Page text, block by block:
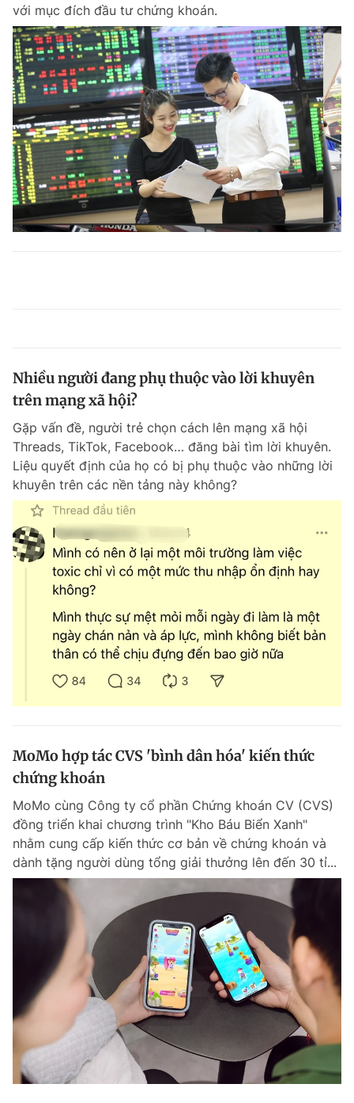
với mục đích đầu tư chứng khoán.
Nhiều người đang phụ thuộc vào lời khuyên
trên mạng xã hội?
Gặp vấn đề, người trẻ chọn cách lên mạng xã hội
Threads, TikTok, Facebook… đăng bài tìm lời khuyên.
Liệu quyết định của họ có bị phụ thuộc vào những lời
khuyên trên các nền tảng này không?
MoMo hợp tác CVS 'bình dân hóa' kiến thức
chứng khoán
MoMo cùng Công ty cổ phần Chứng khoán CV (CVS)
đồng triển khai chương trình "Kho Báu Biển Xanh"
nhằm cung cấp kiến thức cơ bản về chứng khoán và
dành tặng người dùng tổng giải thưởng lên đến 30 tỉ...